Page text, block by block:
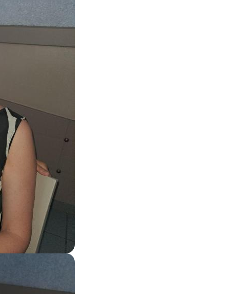
Zoom on image